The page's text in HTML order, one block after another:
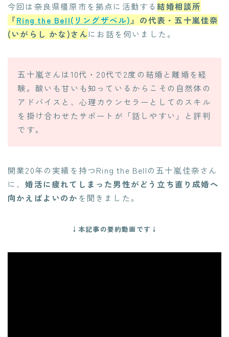
今回は奈良県橿原市を拠点に活動する結婚相談所
『Ring the Bell(リングザベル)』の代表・五十嵐佳奈
(いがらし かな)さんにお話を伺いました。
五十嵐さんは10代・20代で2度の結婚と離婚を経
験。酸いも甘いも知っているからこその自然体の
アドバイスと、心理カウンセラーとしてのスキル
を掛け合わせたサポートが「話しやすい」と評判
です。
開業20年の実績を持つRing the Bellの五十嵐佳奈さん
に、婚活に疲れてしまった男性がどう立ち直り成婚へ
向かえばよいのか を聞きました。
↓本記事の要約動画です↓